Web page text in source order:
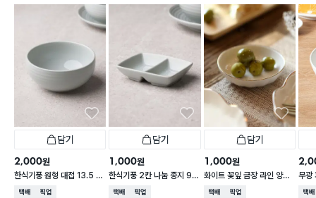
담기
2,000원
한식기풍 원형 대접 13.5 c
m
택배배송매장픽업
담기
1,000원
한식기풍 2칸 나눔 종지 9 c
m
택배배송매장픽업
담기
1,000원
화이트 꽃잎 금장 라인 양각
종지 10 cm
택배배송매장픽업
무광
접
택배